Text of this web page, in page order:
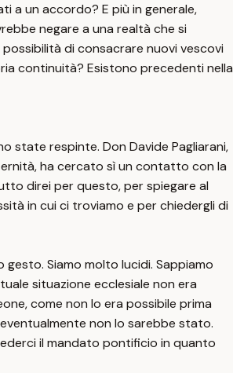
a un accordo? E più in generale,
negare a una realtà che si
di consacrare nuovi vescovi
continuità? Esistono precedenti nella
state respinte. Don Davide Pagliarani,
ha cercato sì un contatto con la
direi per questo, per spiegare al
in cui ci troviamo e per chiedergli di
Siamo molto lucidi. Sappiamo
situazione ecclesiale non era
come non lo era possibile prima
non lo sarebbe stato.
il mandato pontificio in quanto